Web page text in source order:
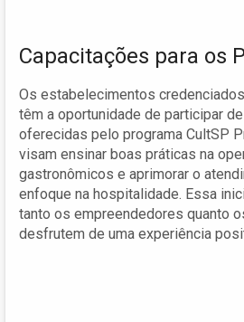
Capacitações para os
Os estabelecimentos
têm a oportunidade de participar
oferecidas pelo programa CultSP
visam ensinar boas práticas na
gastronômicos e aprimorar o
enfoque na hospitalidade. Essa
tanto os empreendedores quanto
desfrutem de uma experiência